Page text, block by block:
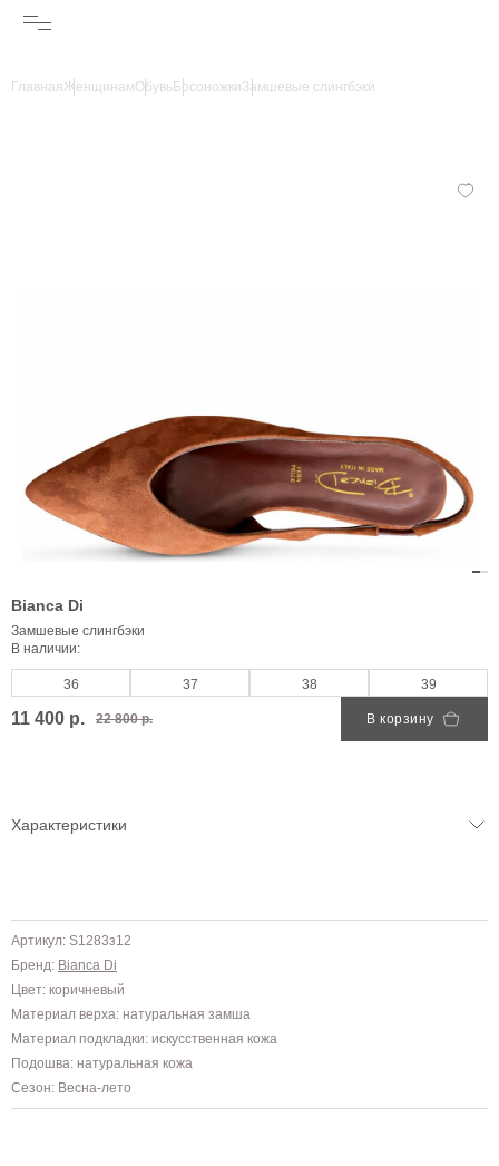
ГлавнаяЖенщинамОбувьБосоножкиЗамшевые слингбэки
Bianca Di
Замшевые слингбэки
В наличии:
36 37 38 39
11 400 р. 22 800 р. В корзину
Характеристики
Артикул: S1283з12
Бренд: Bianca Di
Цвет: коричневый
Материал верха: натуральная замша
Материал подкладки: искусственная кожа
Подошва: натуральная кожа
Сезон: Весна-лето